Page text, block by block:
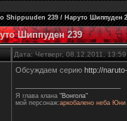
Shippuuden 239 / Наруто Шиппуден
Шиппуден 239
Дата: Четверг, 08.12.2011,
Обсуждаем серию http://
Я глава клана "Вонгола"
мой персонаж:аркобалено неба Юни